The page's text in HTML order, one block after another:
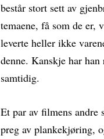
består stort sett av
temaene, få som de er,
leverte heller ikke
denne. Kanskje har
samtidig.
Et par av filmens andre
preg av plankekjøring,